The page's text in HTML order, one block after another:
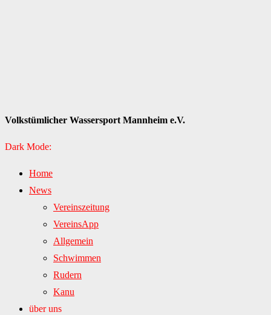
Volkstümlicher Wassersport Mannheim e.V.
Dark Mode:
Home
News
Vereinszeitung
VereinsApp
Allgemein
Schwimmen
Rudern
Kanu
über uns